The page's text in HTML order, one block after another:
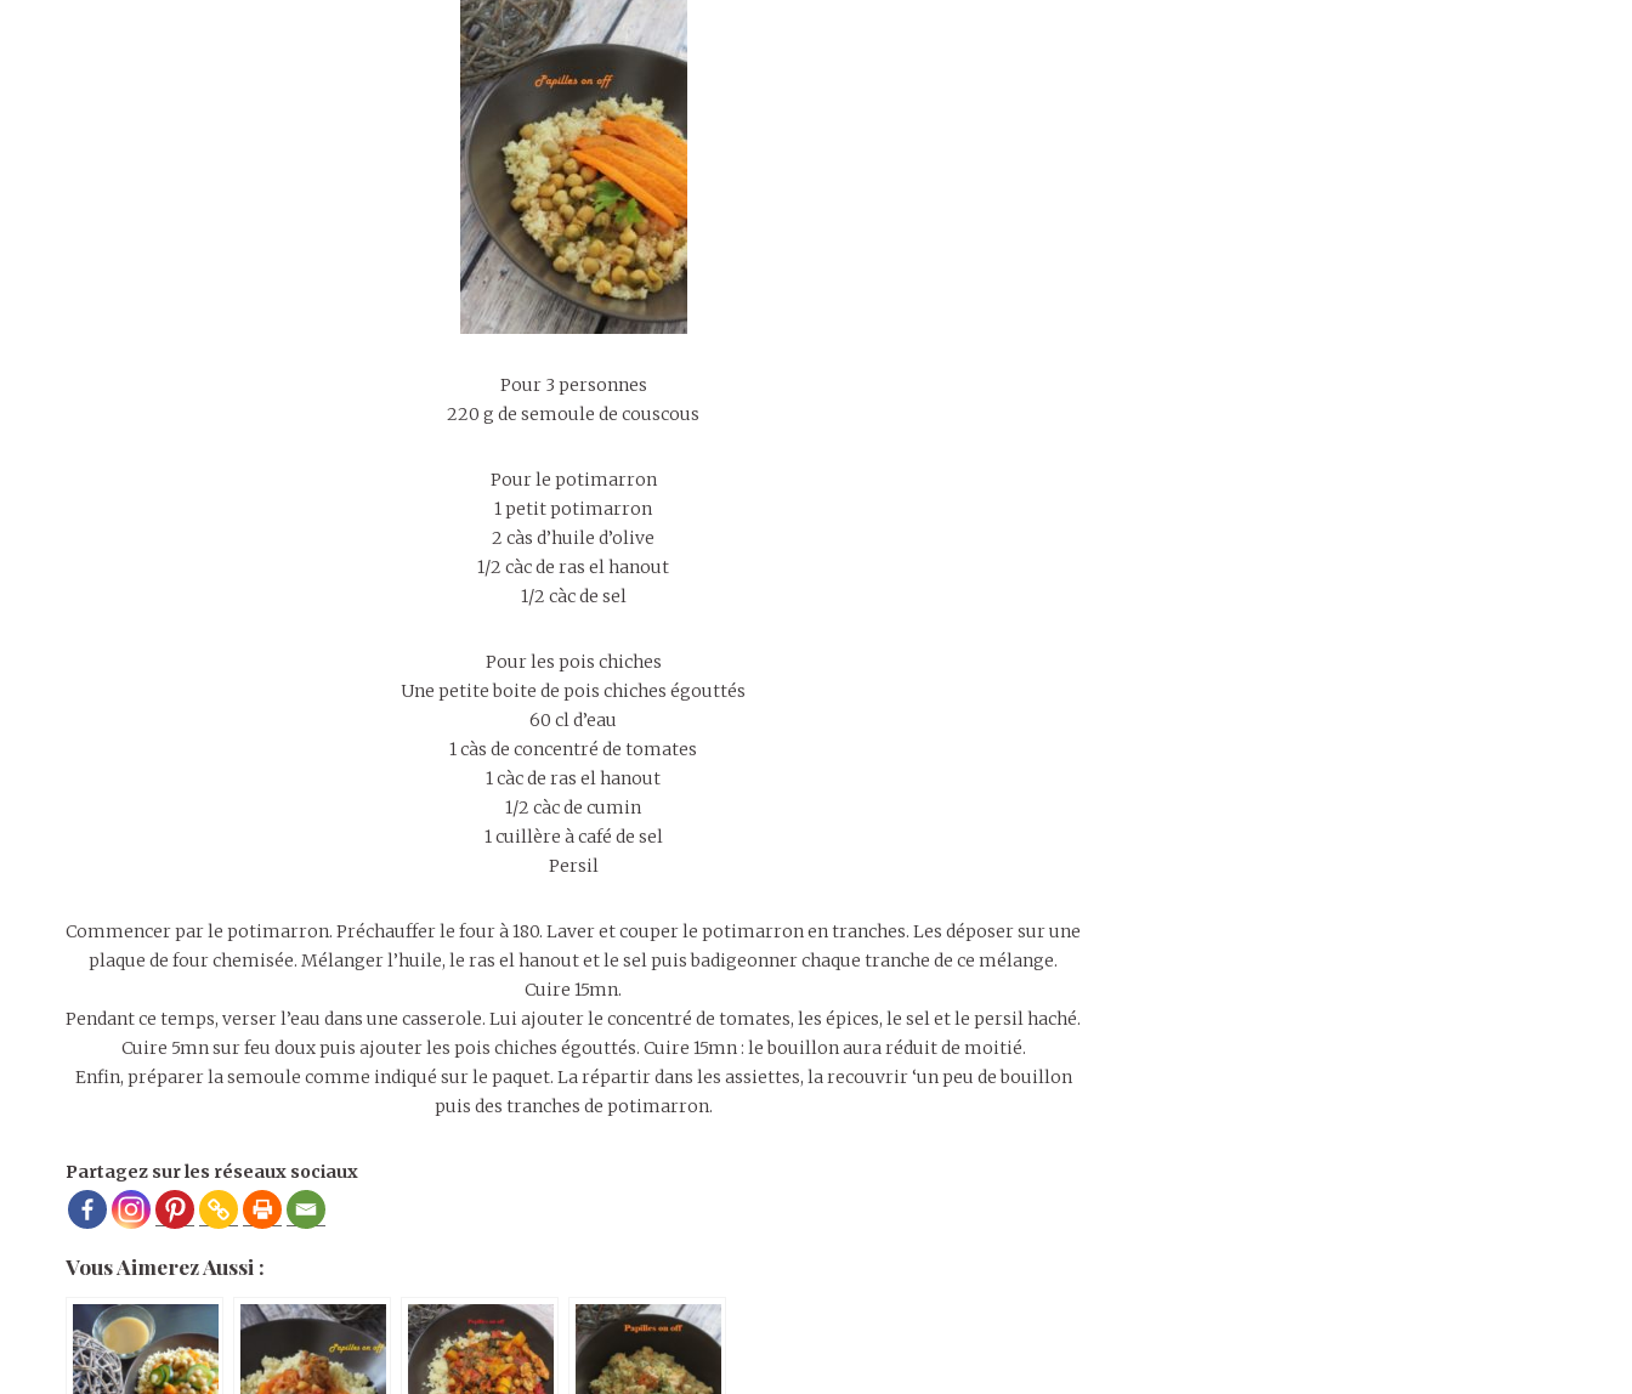
Pour 3 personnes
220 g de semoule de couscous
Pour le potimarron
1 petit potimarron
2 càs d’huile d’olive
1/2 càc de ras el hanout
1/2 càc de sel
Pour les pois chiches
Une petite boite de pois chiches égouttés
60 cl d’eau
1 càs de concentré de tomates
1 càc de ras el hanout
1/2 càc de cumin
1 cuillère à café de sel
Persil
Commencer par le potimarron. Préchauffer le four à 180. Laver et couper le potimarron en tranches. Les déposer sur une
plaque de four chemisée. Mélanger l’huile, le ras el hanout et le sel puis badigeonner chaque tranche de ce mélange.
Cuire 15mn.
Pendant ce temps, verser l’eau dans une casserole. Lui ajouter le concentré de tomates, les épices, le sel et le persil haché.
Cuire 5mn sur feu doux puis ajouter les pois chiches égouttés. Cuire 15mn : le bouillon aura réduit de moitié.
Enfin, préparer la semoule comme indiqué sur le paquet. La répartir dans les assiettes, la recouvrir ‘un peu de bouillon
puis des tranches de potimarron.
Partagez sur les réseaux sociaux
Vous Aimerez Aussi :